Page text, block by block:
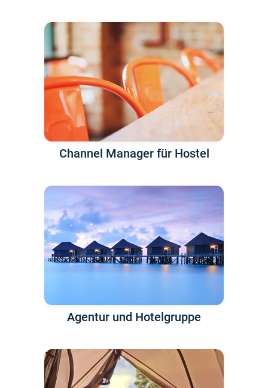
Channel Manager für Hostel
Agentur und Hotelgruppe